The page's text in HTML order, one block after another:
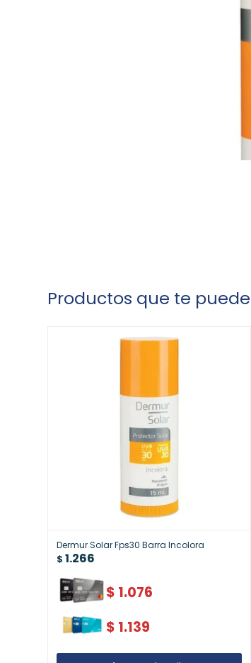
Productos que te
Dermur Solar Fps30 Barra Incolora
$ 1.266
$ 1.076
$ 1.139